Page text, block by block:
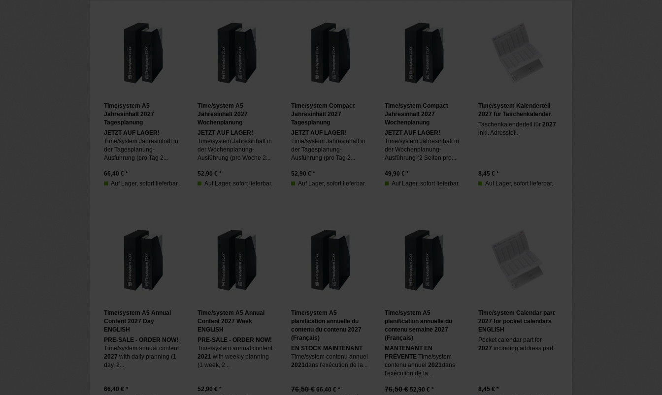
Time/system A5
Jahresinhalt 2027
Tagesplanung
JETZT AUF LAGER!
Time/system Jahresinhalt in
der Tagesplanung-
Ausführung (pro Tag 2...
66,40 € *
Auf Lager, sofort lieferbar.
Time/system A5
Jahresinhalt 2027
Wochenplanung
JETZT AUF LAGER!
Time/system Jahresinhalt in
der Wochenplanung-
Ausführung (pro Woche 2...
52,90 € *
Auf Lager, sofort lieferbar.
Time/system Compact
Jahresinhalt 2027
Tagesplanung
JETZT AUF LAGER!
Time/system Jahresinhalt in
der Tagesplanung-
Ausführung (pro Tag 2...
52,90 € *
Auf Lager, sofort lieferbar.
Time/system Compact
Jahresinhalt 2027
Wochenplanung
JETZT AUF LAGER!
Time/system Jahresinhalt in
der Wochenplanung-
Ausführung (2 Seiten pro...
49,90 € *
Auf Lager, sofort lieferbar.
Time/system Kalenderteil
2027 für Taschenkalender
Taschenkalenderteil für 2027
inkl. Adressteil.
8,45 € *
Auf Lager, sofort lieferbar.
Time/system A5 Annual
Content 2027 Day
ENGLISH
PRE-SALE - ORDER NOW!
Time/system annual content
2027 with daily planning (1
day, 2...
66,40 € *
Time/system A5 Annual
Content 2027 Week
ENGLISH
PRE-SALE - ORDER NOW!
Time/system annual content
2021 with weekly planning
(1 week, 2...
52,90 € *
Time/system A5
planification annuelle du
contenu du contenu 2027
(Français)
EN STOCK MAINTENANT
Time/system contenu annuel
2021dans l'exécution de la...
76,50 € 66,40 € *
Time/system A5
planification annuelle du
contenu semaine 2027
(Français)
MANTENANT EN
PRÉVENTETime/system
contenu annuel 2021dans
l'exécution de la...
76,50 € 52,90 € *
Time/system Calendar part
2027 for pocket calendars
ENGLISH
Pocket calendar part for
2027 including address part.
8,45 € *